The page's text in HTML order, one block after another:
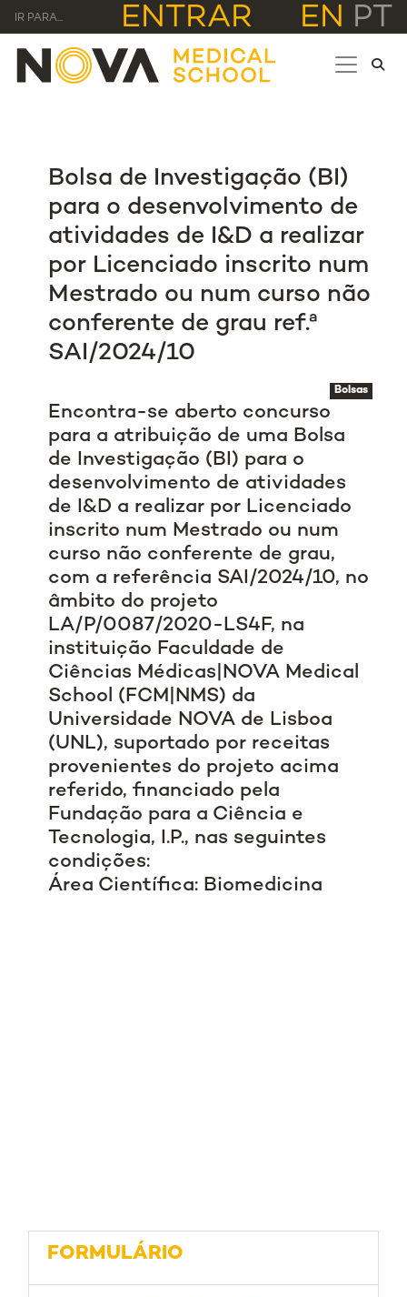
IR PARA... ENTRAR EN PT
Bolsa de Investigação (BI)
para o desenvolvimento de
atividades de I&D a realizar
por Licenciado inscrito num
Mestrado ou num curso não
conferente de grau ref.ª
SAI/2024/10
Bolsas
Encontra-se aberto concurso
para a atribuição de uma Bolsa
de Investigação (BI) para o
desenvolvimento de atividades
de I&D a realizar por Licenciado
inscrito num Mestrado ou num
curso não conferente de grau,
com a referência SAI/2024/10, no
âmbito do projeto
LA/P/0087/2020-LS4F, na
instituição Faculdade de
Ciências Médicas|NOVA Medical
School (FCM|NMS) da
Universidade NOVA de Lisboa
(UNL), suportado por receitas
provenientes do projeto acima
referido, financiado pela
Fundação para a Ciência e
Tecnologia, I.P., nas seguintes
condições:
Área Científica: Biomedicina
FORMULÁRIO